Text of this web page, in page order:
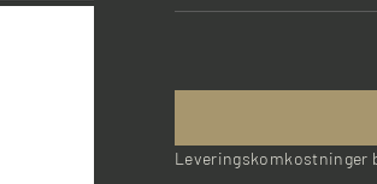
Leveringskomkostninger